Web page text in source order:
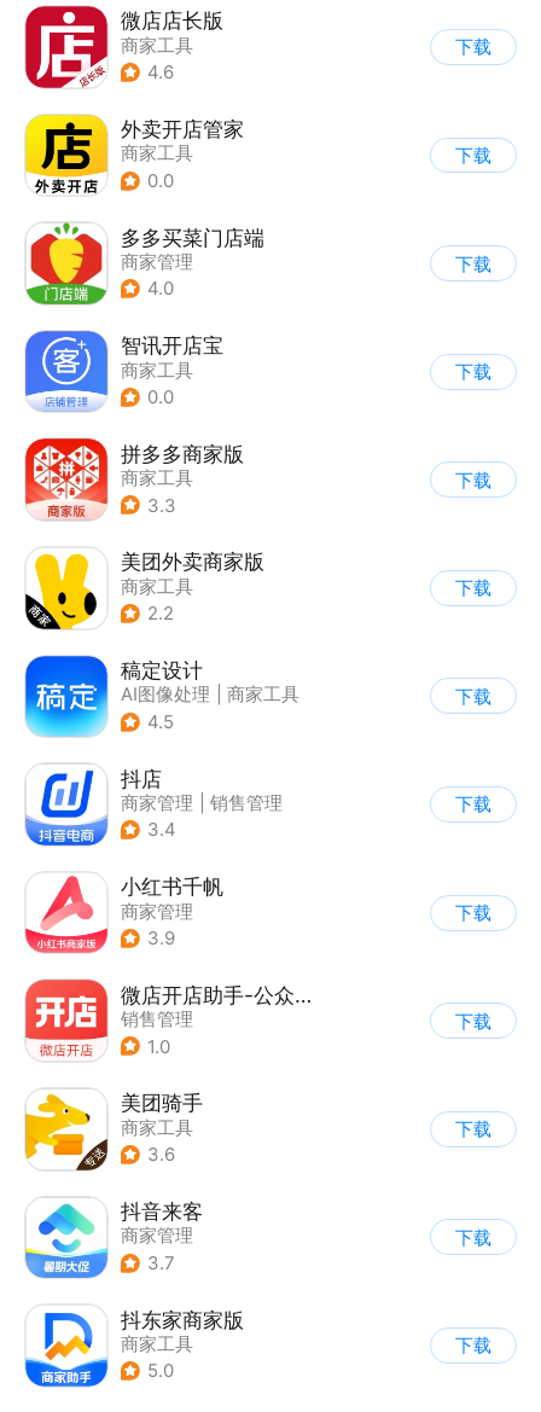
微店店长版
商家工具
4.6
下载
外卖开店管家
商家工具
0.0
下载
多多买菜门店端
商家管理
4.0
下载
智讯开店宝
商家工具
0.0
下载
拼多多商家版
商家工具
3.3
下载
美团外卖商家版
商家工具
2.2
下载
稿定设计
AI图像处理
商家工具
4.5
下载
抖店
商家管理
销售管理
3.4
下载
小红书千帆
商家管理
3.9
下载
微店开店助手-公众号小程序商家版
销售管理
1.0
下载
美团骑手
商家工具
3.6
下载
抖音来客
商家管理
3.7
下载
抖东家商家版
商家工具
5.0
下载